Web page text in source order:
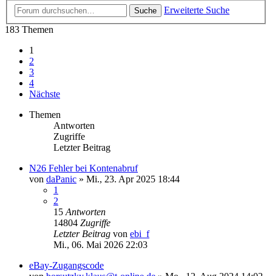
Suche
Erweiterte Suche
183 Themen
1
2
3
4
Nächste
Themen
Antworten
Zugriffe
Letzter Beitrag
N26 Fehler bei Kontenabruf
von daPanic » Mi., 23. Apr 2025 18:44
1
2
15 Antworten
14804 Zugriffe
Letzter Beitrag von ebi_f
Mi., 06. Mai 2026 22:03
eBay-Zugangscode